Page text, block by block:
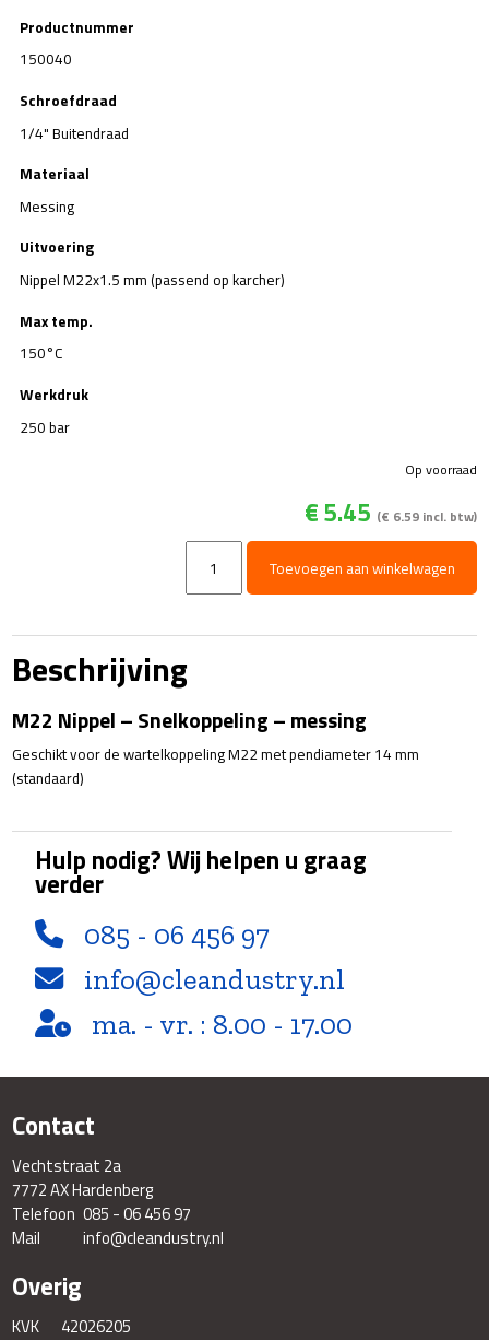
Productnummer
150040
Schroefdraad
1/4" Buitendraad
Materiaal
Messing
Uitvoering
Nippel M22x1.5 mm (passend op karcher)
Max temp.
150°C
Werkdruk
250 bar
€5.45 (€ 6.59incl. btw)
Op voorraad
Nippel
-
messing
Toevoegen aan winkelwagen
Beschrijving
M22 Nippel – Snelkoppeling – messing
Geschikt voor de wartelkoppeling M22 met pendiameter 14 mm
(standaard)
Hulp nodig? Wij helpen u graag
verder
085 - 06 456 97
info@cleandustry.nl
ma. - vr. : 8.00 - 17.00
Contact
Vechtstraat 2a
7772 AX Hardenberg
Telefoon 085 - 06 456 97
Mail
info@cleandustry.nl
Overig
KVK
42026205